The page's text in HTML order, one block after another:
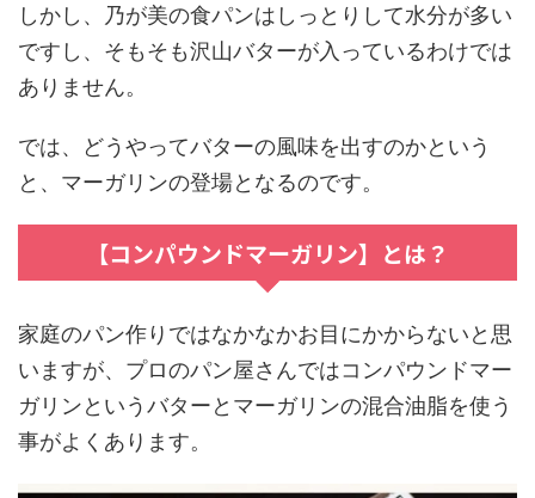
しかし、乃が美の食パンはしっとりして水分が多い
ですし、そもそも沢山バターが入っているわけでは
ありません。
では、どうやってバターの風味を出すのかという
と、 マーガリンの登場となるのです。
【コンパウンドマーガリン】とは？
家庭のパン作りではなかなかお目にかからないと思
いますが、プロのパン屋さんではコンパウンドマー
ガリンというバターとマーガリンの混合油脂を使う
事がよくあります。